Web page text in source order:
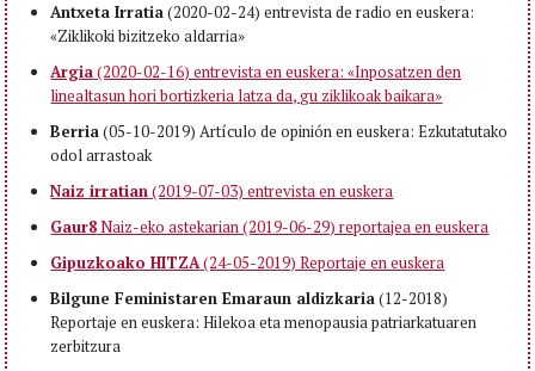
Antxeta Irratia(2020-02-24) entrevista de radio en euskera:
«Ziklikoki bizitzeko aldarria»
Argia(2020-02-16) entrevista en euskera: «Inposatzen den
linealtasun hori bortizkeria latza da, gu ziklikoak baikara»
Berria(05-10-2019) Artículo de opinión en euskera: Ezkutatutako
odol arrastoak
Naiz irratian(2019-07-03) entrevista en euskera
Gaur8Naiz-eko astekarian (2019-06-29) reportajea en euskera
Gipuzkoako HITZA(24-05-2019) Reportaje en euskera
Bilgune Feministaren Emaraun aldizkaria(12-2018)
Reportaje en euskera: Hilekoa eta menopausia patriarkatuaren
zerbitzura